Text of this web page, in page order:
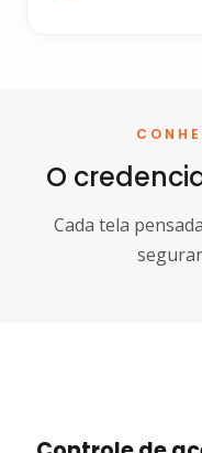
O
Cada tela